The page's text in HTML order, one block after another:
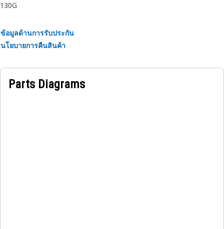
130G
ข้อมูลด้านการรับประกัน
นโยบายการคืนสินค้า
Parts Diagrams